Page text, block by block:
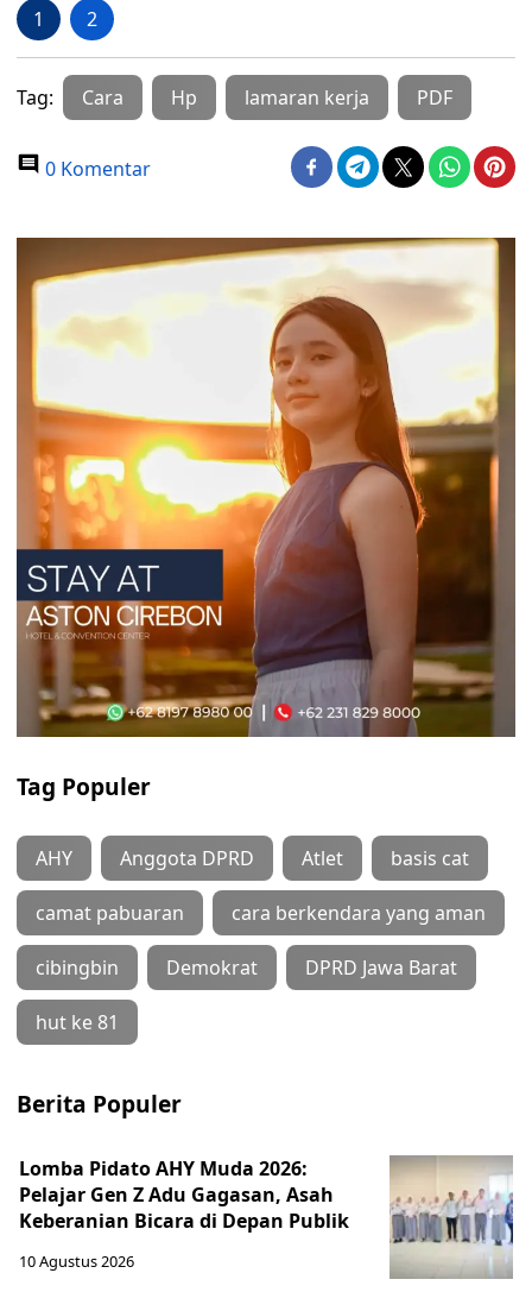
1 2
Tag: Cara Hp lamaran kerja PDF
0 Komentar
Tag Populer
AHY Anggota DPRD Atlet basis cat
camat pabuaran cara berkendara yang aman
cibingbin Demokrat DPRD Jawa Barat
hut ke 81
Berita Populer
Lomba Pidato AHY Muda 2026:
Pelajar Gen Z Adu Gagasan, Asah
Keberanian Bicara di Depan Publik
10 Agustus 2026